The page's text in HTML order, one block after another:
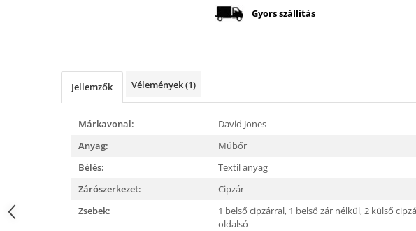
Facebook
Gyors szállítás
Jellemzők Vélemények(1)
Márkavonal:
David Jones
Anyag:
Műbőr
Bélés:
Textil anyag
Zárószerkezet:
Cipzár
Zsebek:
1 belső cipzárral, 1 belső zár nélkül,2 külső
oldalsó